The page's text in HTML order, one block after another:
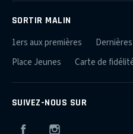
SORTIR MALIN
1ers aux premières
Place Jeunes
Carte de
SUIVEZ-NOUS SUR
Facebook